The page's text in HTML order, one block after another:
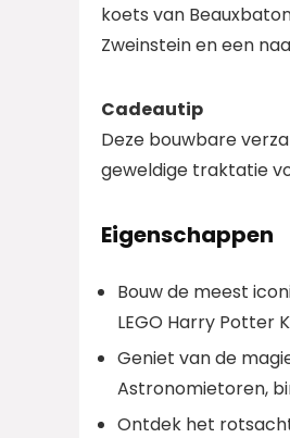
koets van
Zweinstein en een
Cadeautip
Deze bouwbare
geweldige traktatie
Eigenschappen
Bouw de meest
LEGO Harry Potter
Geniet van de
Astronomietoren,
Ontdek het